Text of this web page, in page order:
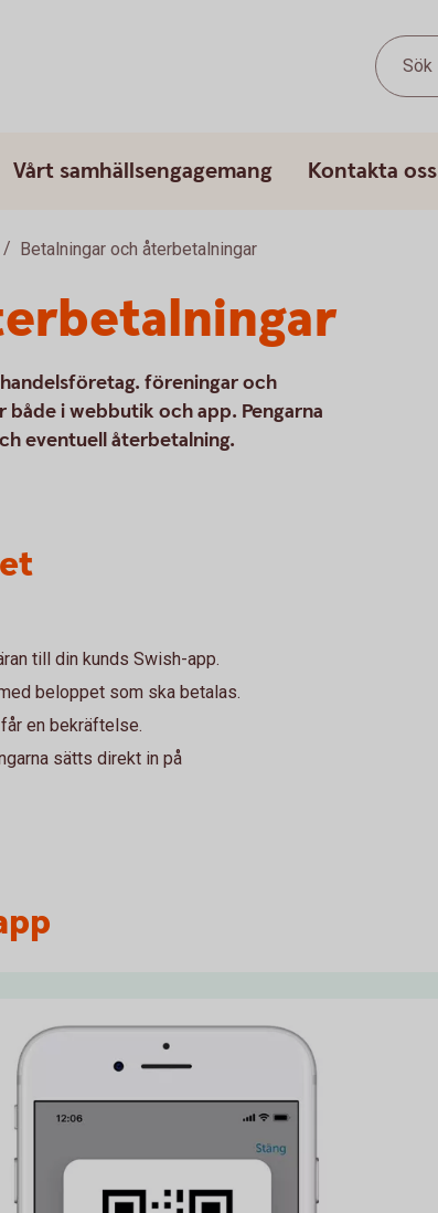
Sök
Vårt samhällsengagemang Kontakta oss
Betalningar och återbetalningar
föreningar och
i webbutik och app. Pengarna
eventuell återbetalning.
till din kunds Swish-app.
beloppet som ska betalas.
en bekräftelse.
sätts direkt in på